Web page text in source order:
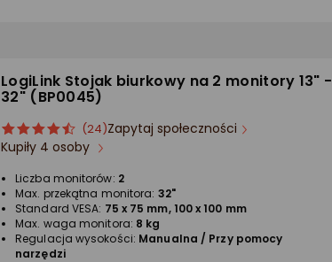
LogiLink Stojak biurkowy na 2 monitory 13" -
32" (BP0045)
ocena
produktu
gwiazdki
Ocena
produktu
(24)Zapytaj społeczności
Kupiły 4 osoby
Liczba monitorów: 2
Max. przekątna monitora: 32"
Standard VESA: 75 x 75 mm, 100 x 100 mm
Max. waga monitora: 8 kg
Regulacja wysokości: Manualna / Przy pomocy
narzędzi